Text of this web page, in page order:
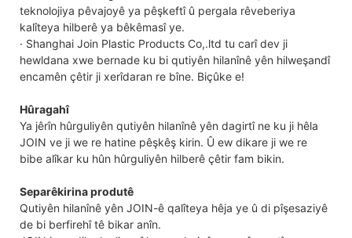
teknolojiya pêvajoyê ya pêşkeftî û pergala rêveberiya
kalîteya hilberê ya bêkêmasî ye.
· Shanghai Join Plastic Products Co,.ltd tu carî dev ji
hewldana xwe bernade ku bi qutiyên hilanînê yên hilweşandî
encamên çêtir ji xerîdaran re bîne. Biçûke e!
Hûragahî
Ya jêrîn hûrguliyên qutiyên hilanînê yên dagirtî ne ku ji hêla
JOIN ve ji we re hatine pêşkêş kirin. Û ew dikare ji we re
bibe alîkar ku hûn hûrguliyên hilberê çêtir fam bikin.
Separêkirina produtê
Qutiyên hilanînê yên JOIN-ê qalîteya hêja ye û di pîşesaziyê
de bi berfirehî tê bikar anîn.